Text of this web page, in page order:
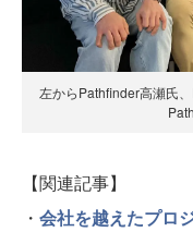
左からPathfinder高瀬氏
【関連記事】
・ 会社を越えたプロ